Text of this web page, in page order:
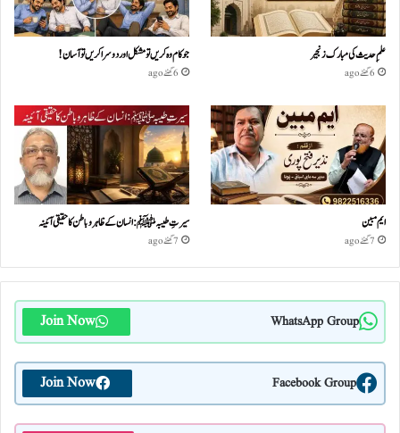
علمِ حدیث کی مبارک زنجیر
6 گھنٹے ago
جو کام وہ کریں تو مشکل اور دوسرا کریں تو آسان !
6 گھنٹے ago
ایم مبین
7 گھنٹے ago
سیرتِ طیبہﷺ: انسان کے ظاہر و باطن کا حقیقی آئینہ
7 گھنٹے ago
WhatsApp Group
Join Now
Facebook Group
Join Now